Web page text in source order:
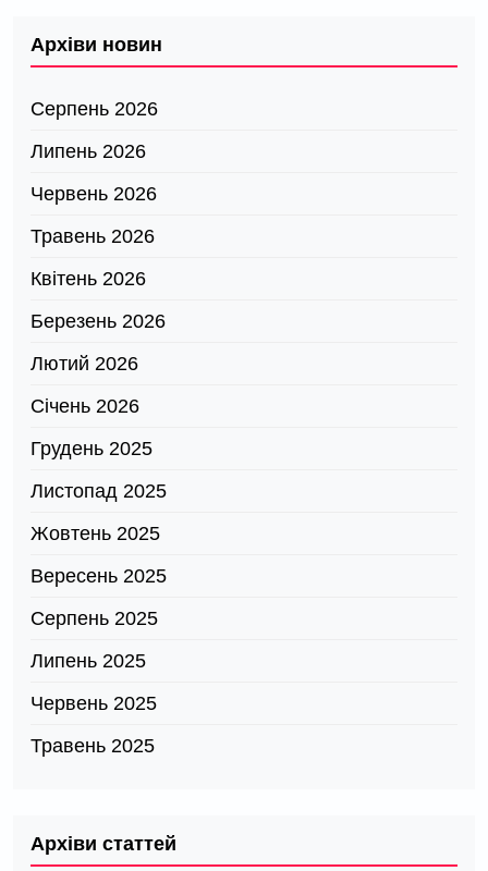
Архіви новин
Серпень 2026
Липень 2026
Червень 2026
Травень 2026
Квітень 2026
Березень 2026
Лютий 2026
Січень 2026
Грудень 2025
Листопад 2025
Жовтень 2025
Вересень 2025
Серпень 2025
Липень 2025
Червень 2025
Травень 2025
Архіви статтей